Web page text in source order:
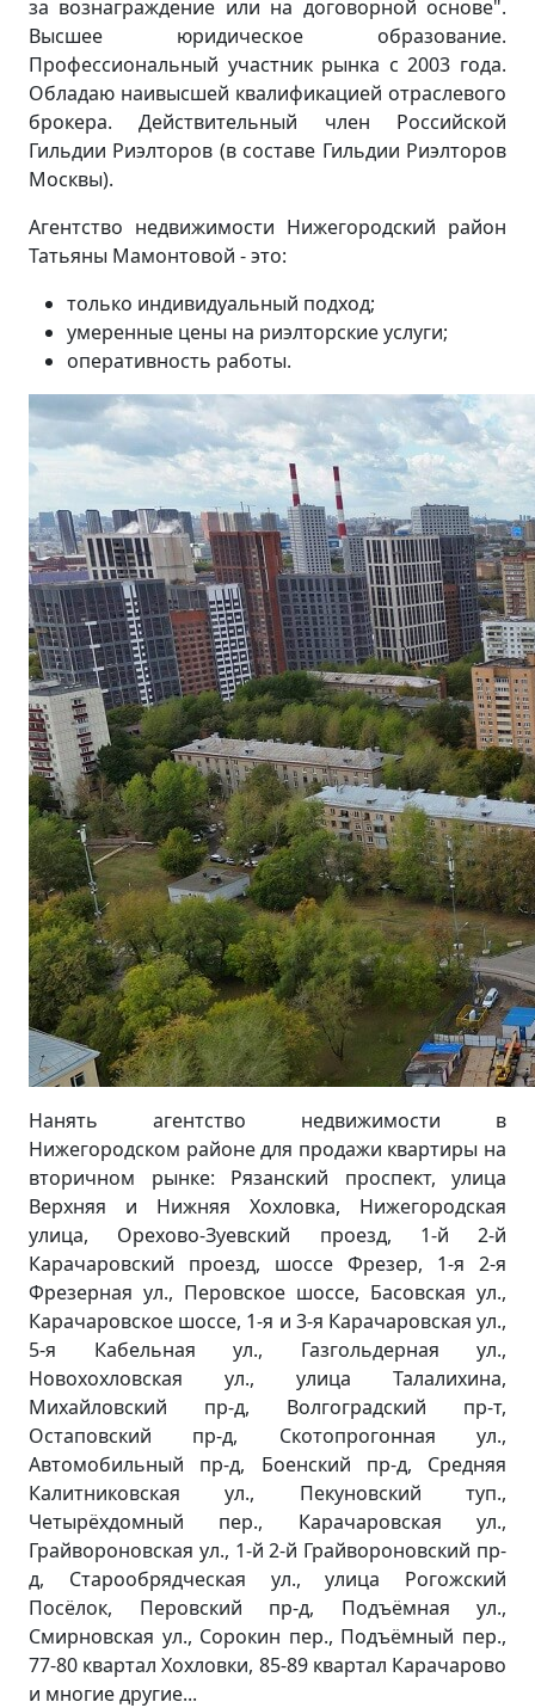
за вознаграждение или на договорной основе".
Высшее юридическое образование.
Профессиональный участник рынка с 2003 года.
Обладаю наивысшей квалификацией отраслевого
брокера. Действительный член Российской
Гильдии Риэлторов (в составе Гильдии Риэлторов
Москвы).
Агентство недвижимости Нижегородский район
Татьяны Мамонтовой - это:
только индивидуальный подход;
умеренные цены на риэлторские услуги;
оперативность работы.
Нанять агентство недвижимости в
Нижегородском районе для продажи квартиры на
вторичном рынке: Рязанский проспект, улица
Верхняя и Нижняя Хохловка, Нижегородская
улица, Орехово-Зуевский проезд, 1-й 2-й
Карачаровский проезд, шоссе Фрезер, 1-я 2-я
Фрезерная ул., Перовское шоссе, Басовская ул.,
Карачаровское шоссе, 1-я и 3-я Карачаровская ул.,
5-я Кабельная ул., Газгольдерная ул.,
Новохохловская ул., улица Талалихина,
Михайловский пр-д, Волгоградский пр-т,
Остаповский пр-д, Скотопрогонная ул.,
Автомобильный пр-д, Боенский пр-д, Средняя
Калитниковская ул., Пекуновский туп.,
Четырёхдомный пер., Карачаровская ул.,
Грайвороновская ул., 1-й 2-й Грайвороновский пр-
д, Старообрядческая ул., улица Рогожский
Посёлок, Перовский пр-д, Подъёмная ул.,
Смирновская ул., Сорокин пер., Подъёмный пер.,
77-80 квартал Хохловки, 85-89 квартал Карачарово
и многие другие...